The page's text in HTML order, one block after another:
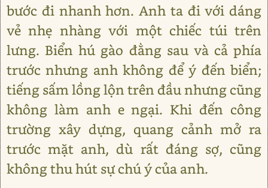
bước đi nhanh hơn. Anh ta đi với dáng
vẻ nhẹ nhàng với một chiếc túi trên
lưng. Biển hú gào đằng sau và cả phía
trước nhưng anh không để ý đến biển;
tiếng sấm lồng lộn trên đầu nhưng cũng
không làm anh e ngại. Khi đến công
trường xây dựng, quang cảnh mở ra
trước mặt anh, dù rất đáng sợ, cũng
không thu hút sự chú ý của anh.